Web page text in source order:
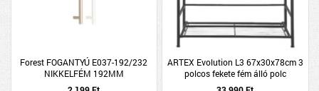
Forest FOGANTYÚ E037-192/232
NIKKELFÉM 192MM
ARTEX Evolution L3 67x30x78cm 3
polcos fekete fém álló polc